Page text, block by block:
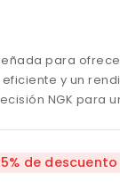
para
y un
NGK para
de descuento